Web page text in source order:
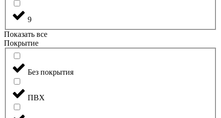
9
Показать все
Покрытие
Без покрытия
ПВХ